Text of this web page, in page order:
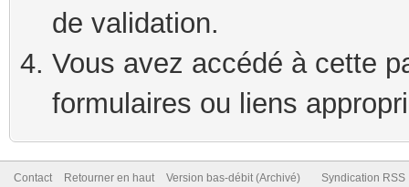
de validation.
Vous avez accédé à cette
formulaires ou liens
Contact Retourner en haut Version bas-débit (Archivé) Syndication RSS